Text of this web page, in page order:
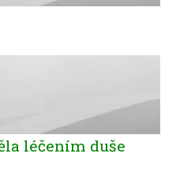
léčením duše